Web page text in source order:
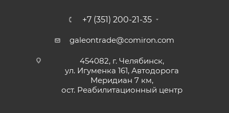
+7 (351) 200-21-35
galeontrade@comiron.com
454082, г. Челябинск,
ул. Игуменка 161, Автодорога
Меридиан 7 км,
ост. Реабилитационный центр